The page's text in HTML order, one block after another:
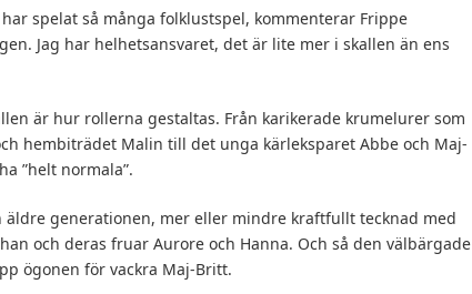
har spelat så många folklustspel, kommenterar Frippe
Jag har helhetsansvaret, det är lite mer i skallen än ens
är hur rollerna gestaltas. Från karikerade krumelurer som
hembiträdet Malin till det unga kärleksparet Abbe och Maj-
”helt normala”.
äldre generationen, mer eller mindre kraftfullt tecknad med
och deras fruar Aurore och Hanna. Och så den välbärgade
ögonen för vackra Maj-Britt.